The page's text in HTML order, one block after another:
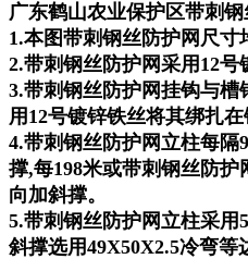
广东鹤山农业保护区带刺
1.本图带刺钢丝防护网尺寸
2.带刺钢丝防护网采用12号
3.带刺钢丝防护网挂钩与
用12号镀锌铁丝将其绑扎在
4.带刺钢丝防护网立柱每隔
撑,每198米或带刺钢丝防
向加斜撑。
5.带刺钢丝防护网立柱采用
斜撑选用49X50X2.5冷弯